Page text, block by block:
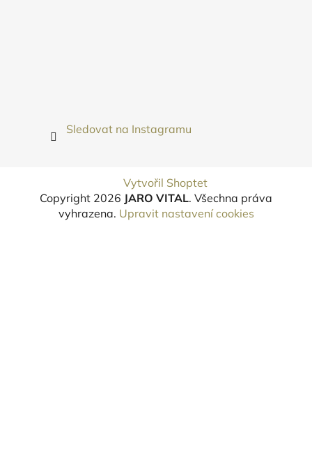
Sledovat na Instagramu
Vytvořil Shoptet
Copyright 2026 JARO VITAL. Všechna práva
vyhrazena. Upravit nastavení cookies